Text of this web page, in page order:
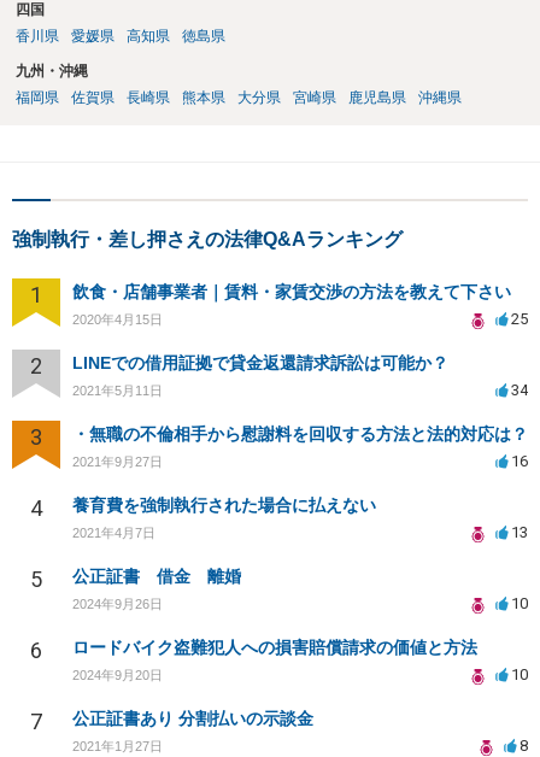
四国
香川県
愛媛県 高知県 徳島県
九州・沖縄
福岡県
佐賀県 長崎県 熊本県 大分県 宮崎県 鹿児島県 沖縄県
強制執行・差し押さえの法律Q&Aランキング
1 飲食・店舗事業者｜賃料・家賃交渉の方法を教えて下さい
2020年4月15日 25
2 LINEでの借用証拠で貸金返還請求訴訟は可能か？
2021年5月11日 34
3 ・無職の不倫相手から慰謝料を回収する方法と法的対応は？
2021年9月27日 16
4 養育費を強制執行された場合に払えない
2021年4月7日 13
5 公正証書 借金 離婚
2024年9月26日 10
6 ロードバイク盗難犯人への損害賠償請求の価値と方法
2024年9月20日 10
7 公正証書あり 分割払いの示談金
2021年1月27日 8